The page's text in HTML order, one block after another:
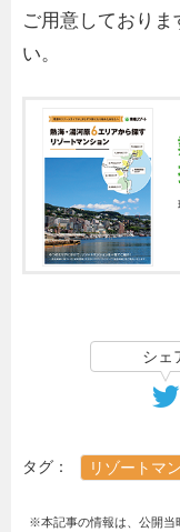
ご用意しており
い。
シェ
タグ： リゾートマ
※本記事の情報は、公開当